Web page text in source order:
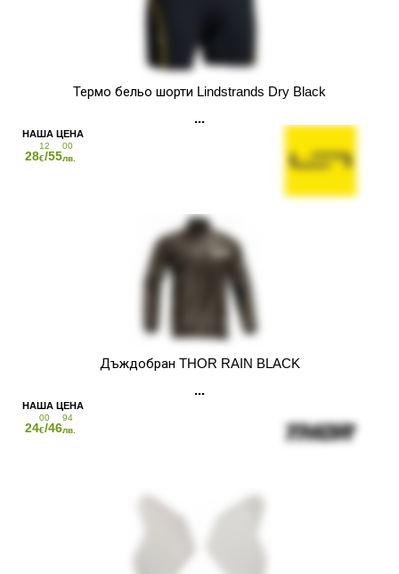
Термо бельо шорти Lindstrands Dry Black
28
12
€/55
00
лв.
Дъждобран THOR RAIN BLACK
24
00
€/46
94
лв.